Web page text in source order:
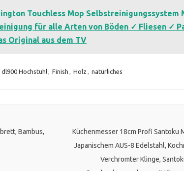
Touchless Mop Selbstreinigungssystem
für alle Arten von Böden ✓ Fliesen ✓
Original aus dem TV
dl900 Hochstuhl, Finish , Holz , natürliches
Bambus,
Küchenmesser 18cm Profi Santoku
Japanischem AUS-8 Edelstahl,
Verchromter Klinge,